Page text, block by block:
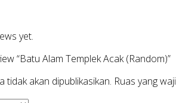
yet.
“Batu Alam Templek Acak (Random)”
tidak akan dipublikasikan. Ruas yang